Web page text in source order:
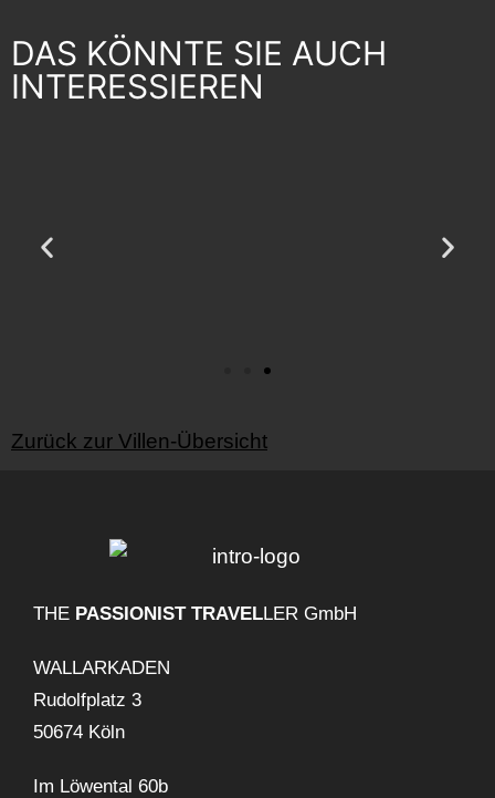
DAS KÖNNTE SIE AUCH
INTERESSIEREN
Zurück zur Villen-Übersicht
THE PASSIONIST TRAVELLER GmbH
WALLARKADEN
Rudolfplatz 3
50674 Köln
Im Löwental 60b